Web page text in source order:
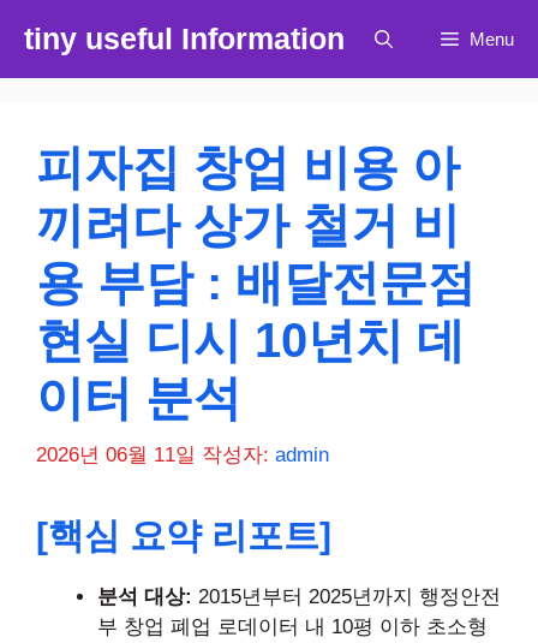
츠
tiny useful Information Menu
피자집 창업 비용 아
끼려다 상가 철거 비
용 부담 : 배달전문점
현실 디시 10년치 데
이터 분석
2026년 06월 11일 작성자: admin
[핵심 요약 리포트]
분석 대상: 2015년부터 2025년까지 행정안전
부 창업 폐업 로데이터 내 10평 이하 초소형